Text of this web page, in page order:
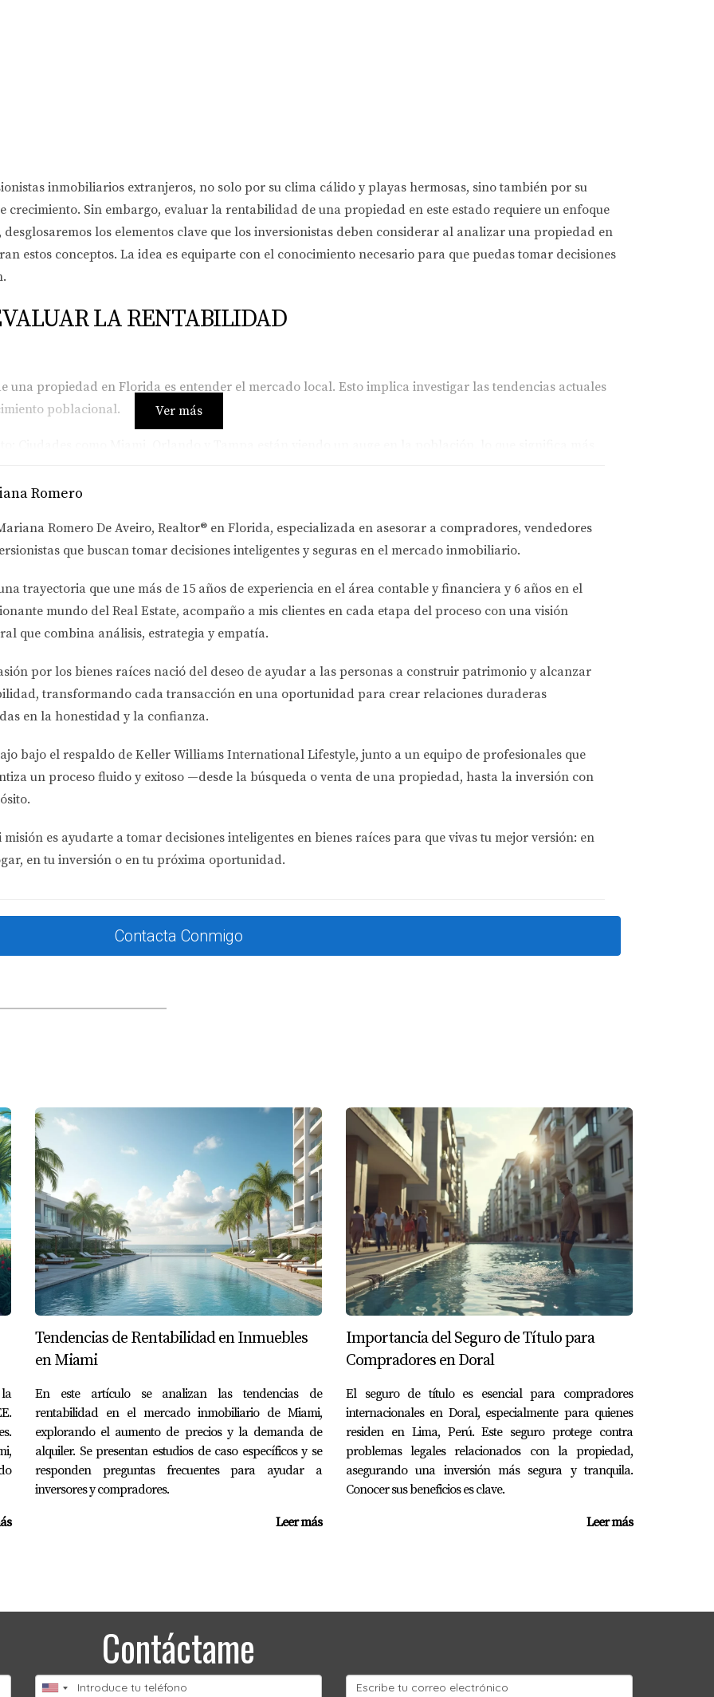
inmobiliarios extranjeros, no solo por su clima cálido y playas hermosas, sino también por su
Sin embargo, evaluar la rentabilidad de una propiedad en este estado requiere un enfoque
los elementos clave que los inversionistas deben considerar al analizar una propiedad en
estos conceptos. La idea es equiparte con el conocimiento necesario para que puedas tomar decisiones
LA RENTABILIDAD
propiedad en Florida es entender el mercado local. Esto implica investigar las tendencias actuales
poblacional.
de vacantes puede indicar un exceso de oferta o una disminución en la demanda.
Zillow o Realtor.com ofrecen datos valiosos sobre precios y tendencias.
fundamental; sin él, cualquier inversión es un salto al vacío.” <a>Fuente: Inman News</a>
los costos operativos al evaluar una propiedad. Estos incluyen impuestos, seguros, mantenimiento y
alguien para gestionar tu propiedad.
bienes raíces que varía según el condado.
inundaciones, especialmente si tu propiedad está cerca del agua.
ganancias si no estás preparado.” <a>Fuente: BiggerPockets</a>
crédito pero ofrecen tasas competitivas.
buscan invertir con menos dinero inicial.
puede ser la diferencia entre el éxito y el fracaso.” <a>Fuente: Investopedia</a>
en Miami. Después de realizar un análisis exhaustivo del mercado local, descubres que hay una alta
crecimiento poblacional. Al calcular tus costos operativos y asegurar una hipoteca favorable, te das
anual. Esta cifra es atractiva y te motiva a seguir adelante con la compra.
por invertir en un local comercial en Orlando. Aquí el análisis del mercado muestra que hay una
al aumento del turismo. Aunque los costos iniciales son más altos, la posibilidad de arrendar a
mayor. Al final del primer año, logras alcanzar un retorno del 10%, lo cual supera tus expectativas
en una zona turística popular como Fort Lauderdale. Al optar por alquileres a corto plazo a través
sobre la alta demanda estacional. Aunque los costos operativos son más elevados debido a la gestión
durante los meses pico. Tu análisis previo te permite prever un retorno del 12% anual.
puede parecer complicado al principio, pero con la información adecuada y un enfoque
opciones de financiamiento antes de dar el paso final. Si estás listo para dar el siguiente paso en tu viaje
en propiedades en Florida?
Ver más
Romero
Romero De Aveiro, Realtor® en Florida, especializada en asesorar a compradores, vendedores
que buscan tomar decisiones inteligentes y seguras en el mercado inmobiliario.
trayectoria que une más de 15 años de experiencia en el área contable y financiera y 6 años en el
mundo del Real Estate, acompaño a mis clientes en cada etapa del proceso con una visión
que combina análisis, estrategia y empatía.
por los bienes raíces nació del deseo de ayudar a las personas a construir patrimonio y alcanzar
, transformando cada transacción en una oportunidad para crear relaciones duraderas
en la honestidad y la confianza.
bajo el respaldo de Keller Williams International Lifestyle, junto a un equipo de profesionales que
un proceso fluido y exitoso —desde la búsqueda o venta de una propiedad, hasta la inversión con
misión es ayudarte a tomar decisiones inteligentes en bienes raíces para que vivas tu mejor versión: en
en tu inversión o en tu próxima oportunidad.
Contacta Conmigo
Tendencias de Rentabilidad en Inmuebles
en Miami
En este artículo se analizan las tendencias de
rentabilidad en el mercado inmobiliario de Miami,
explorando el aumento de precios y la demanda de
alquiler. Se presentan estudios de caso específicos y se
responden preguntas frecuentes para ayudar a
inversores y compradores.
Leer más
Importancia del Seguro de Título para
Compradores en Doral
El seguro de título es esencial para compradores
internacionales en Doral, especialmente para quienes
residen en Lima, Perú. Este seguro protege contra
problemas legales relacionados con la propiedad,
asegurando una inversión más segura y tranquila.
Conocer sus beneficios es clave.
Leer más
Contáctame